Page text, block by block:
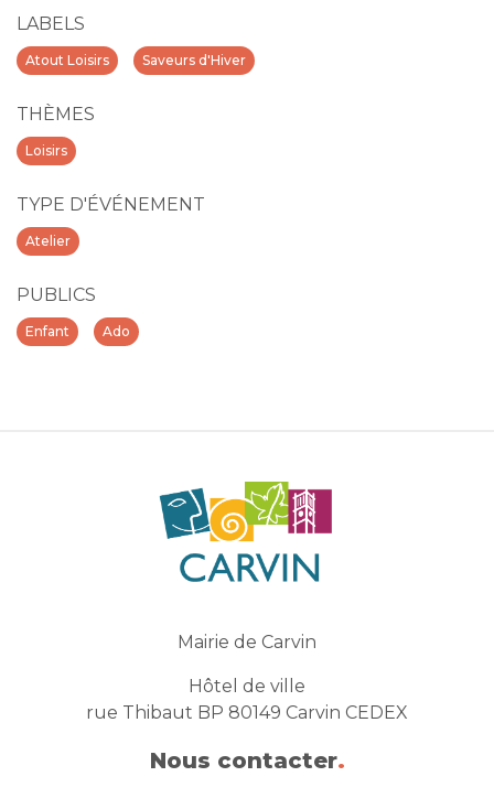
LABELS
Atout Loisirs Saveurs d'Hiver
THÈMES
Loisirs
TYPE D'ÉVÉNEMENT
Atelier
PUBLICS
Enfant Ado
Mairie de Carvin
Hôtel de ville
rue Thibaut BP 80149 Carvin CEDEX
Nous contacter.